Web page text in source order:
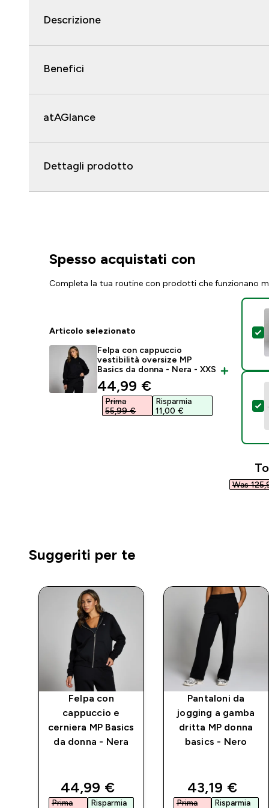
Descrizione
Benefici
atAGlance
Dettagli prodotto
Spesso acquistati con
Completa la tua routine con prodotti che funzionano
Articolo selezionato
Felpa con cappuccio
vestibilità oversize MP
Basics da donna - Nera - XXS
discounted price
44,99 €‎
Prima
55,99 €‎
Risparmia
11,00 €‎
Was
Suggeriti per te
Felpa con
cappuccio e
cerniera MP Basics
da donna - Nera
discounted price
44,99 €‎
Prima
Risparmia
Pantaloni da
jogging a gamba
dritta MP donna
basics - Nero
discounted
43,19 €‎
Prima
Risparmia